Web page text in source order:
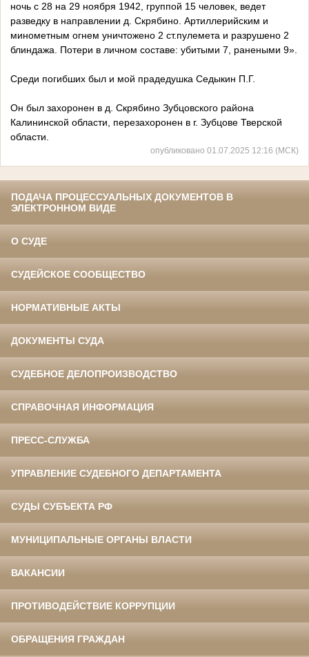
ночь с 28 на 29 ноября 1942, группой 15 человек, ведет
разведку в направлении д. Скрябино. Артиллерийским и
минометным огнем уничтожено 2 ст.пулемета и разрушено 2
блиндажа. Потери в личном составе: убитыми 7, ранеными 9».
Среди погибших был и мой прадедушка Седыкин П.Г.
Он был захоронен в д. Скрябино Зубцовского района
Калининской области, перезахоронен в г. Зубцове Тверской
области.
опубликовано 01.07.2025 12:16 (МСК)
ПОДАЧА ПРОЦЕССУАЛЬНЫХ ДОКУМЕНТОВ В
ЭЛЕКТРОННОМ ВИДЕ
О СУДЕ
СУДЕЙСКОЕ СООБЩЕСТВО
НОРМАТИВНЫЕ АКТЫ
ДОКУМЕНТЫ СУДА
СУДЕБНОЕ ДЕЛОПРОИЗВОДСТВО
СПРАВОЧНАЯ ИНФОРМАЦИЯ
ПРЕСС-СЛУЖБА
УПРАВЛЕНИЕ СУДЕБНОГО ДЕПАРТАМЕНТА
СУДЫ СУБЪЕКТА РФ
МУНИЦИПАЛЬНЫЕ ОРГАНЫ ВЛАСТИ
ВАКАНСИИ
ПРОТИВОДЕЙСТВИЕ КОРРУПЦИИ
ОБРАЩЕНИЯ ГРАЖДАН